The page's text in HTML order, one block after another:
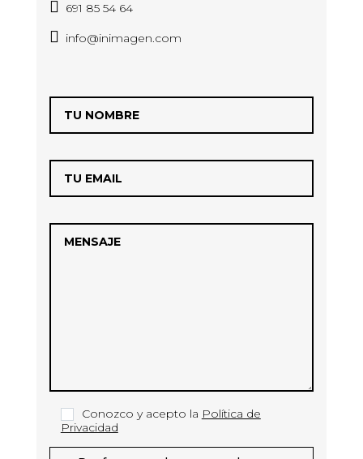
691 85 54 64
info@inimagen.com
Conozco y acepto la Política de
Privacidad